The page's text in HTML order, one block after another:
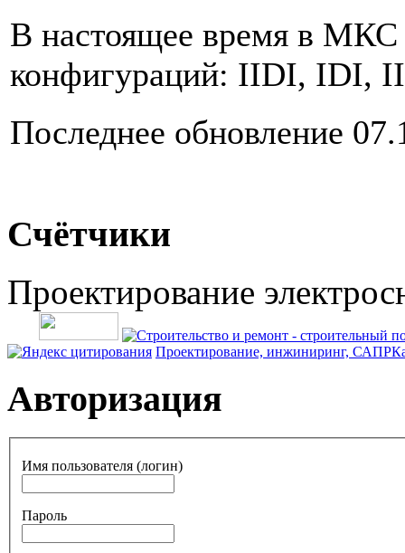
В настоящее время в
конфигураций: IIDI, IDI,
Последнее обновление
Счётчики
Проектирование
Проектирование, инжиниринг, САПР
Авторизация
Имя пользователя (логин)
Пароль